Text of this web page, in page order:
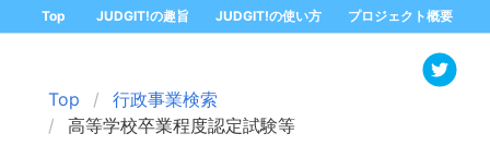
Top JUDGIT!の趣旨 JUDGIT!の使い方 プロジェクト概要
Top
行政事業検索
高等学校卒業程度認定試験等